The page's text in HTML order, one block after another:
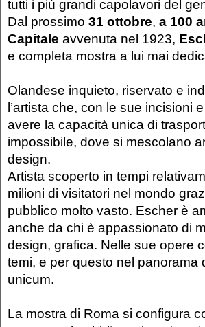
tutti i più grandi capolavori del
Dal prossimo 31 ottobre, a 100
Capitale avvenuta nel 1923,
e completa mostra a lui mai
Olandese inquieto, riservato e
l’artista che, con le sue incisioni
avere la capacità unica di
impossibile, dove si mescolano
design.
Artista scoperto in tempi
milioni di visitatori nel mondo
pubblico molto vasto. Escher è
anche da chi è appassionato di
design, grafica. Nelle sue opere
temi, e per questo nel panorama
unicum.
La mostra di Roma si configura